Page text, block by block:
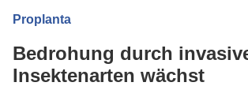
Proplanta
Bedrohung durch
Insektenarten wächst